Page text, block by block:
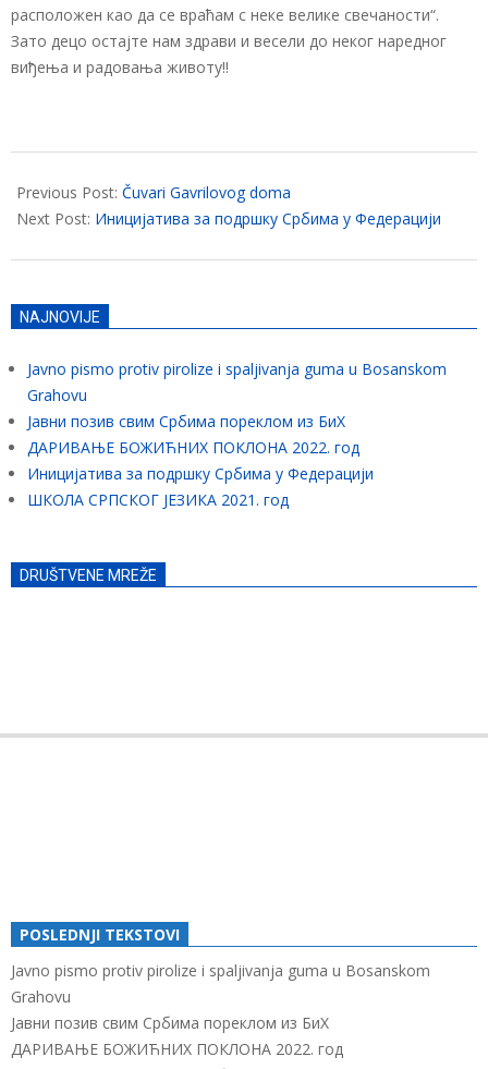
расположен као да се враћам с неке велике свечаности“.
Зато децо остајте нам здрави и весели до неког наредног
виђења и радовања животу!!
08-
10
Previous Post: Čuvari Gavrilovog doma
Next Post: Иницијатива за подршку Србима у Федерацији
NAJNOVIJE
Javno pismo protiv pirolize i spaljivanja guma u Bosanskom
Grahovu
Јавни позив свим Србима пореклом из БиХ
ДАРИВАЊЕ БОЖИЋНИХ ПОКЛОНА 2022. год
Иницијатива за подршку Србима у Федерацији
ШКОЛА СРПСКОГ ЈЕЗИКА 2021. год
DRUŠTVENE MREŽE
POSLEDNJI TEKSTOVI
Javno pismo protiv pirolize i spaljivanja guma u Bosanskom
Grahovu
Јавни позив свим Србима пореклом из БиХ
ДАРИВАЊЕ БОЖИЋНИХ ПОКЛОНА 2022. год